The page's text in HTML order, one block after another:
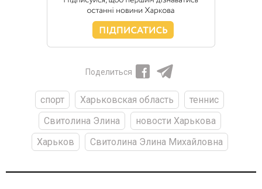
Поделиться
спорт Харьковская область
теннис
Свитолина Элина
новости Харькова
Харьков
Свитолина Элина Михайловна